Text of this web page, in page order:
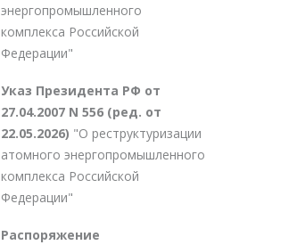
энергопромышленного
комплекса Российской
Федерации"
Указ Президента РФ от
27.04.2007 N 556 (ред. от
22.05.2026) "О реструктуризации
атомного энергопромышленного
комплекса Российской
Федерации"
Распоряжение